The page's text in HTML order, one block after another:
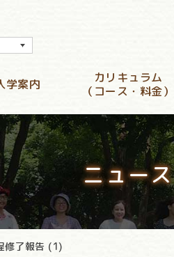
学案内
カリキュラム
（コース・料金）
ニュース
修了報告 (1)